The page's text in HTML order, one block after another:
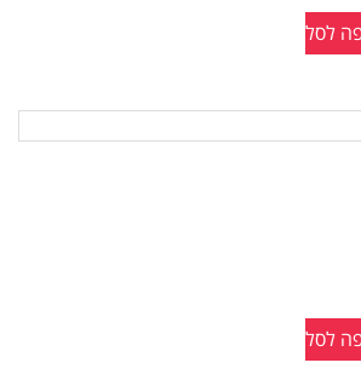
לסל
לסל